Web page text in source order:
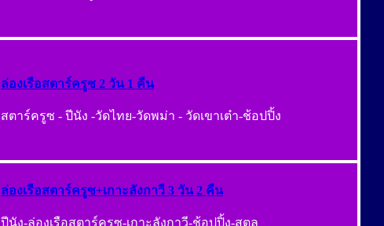
ล่องเรือสตาร์ครูซ 2 วัน 1 คืน
สตาร์ครูซ - ปีนัง -วัดไทย-วัดพม่า - วัดเขาเต๋า-ช้อปปิ้ง
ล่องเรือสตาร์ครูซ+เกาะลังกาวี 3 วัน 2 คืน
ปีนัง-ล่องเรือสตาร์ครูซ-เกาะลังกาวี-ช้อปปิ้ง-สตูล